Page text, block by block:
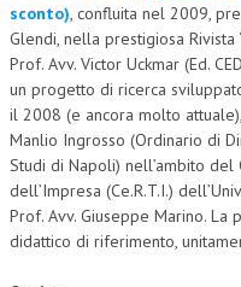
sconto), confluita nel 2009,
Glendi, nella prestigiosa Rivista
Prof. Avv. Victor Uckmar (Ed.
un progetto di ricerca
il 2008 (e ancora molto
Manlio Ingrosso (Ordinario di
Studi di Napoli) nell’ambito
dell’Impresa (Ce.R.T.I.)
Prof. Avv. Giuseppe Marino.
didattico di riferimento,